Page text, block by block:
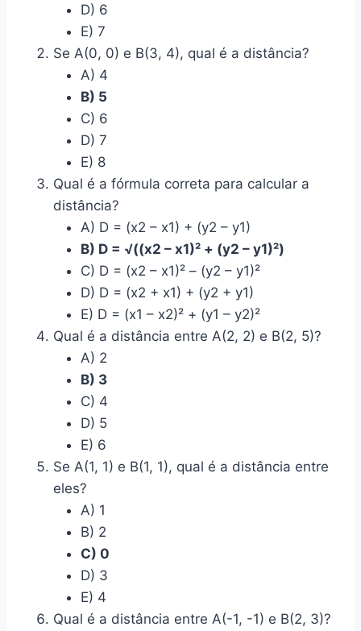
D) 6
E) 7
Se A(0, 0) e B(3, 4), qual é a distância?
A) 4
B) 5
C) 6
D) 7
E) 8
Qual é a fórmula correta para calcular a
distância?
A) D = (x2 – x1) + (y2 – y1)
B) D = √((x2 – x1)² + (y2 – y1)²)
C) D = (x2 – x1)² – (y2 – y1)²
D) D = (x2 + x1) + (y2 + y1)
E) D = (x1 – x2)² + (y1 – y2)²
Qual é a distância entre A(2, 2) e B(2, 5)?
A) 2
B) 3
C) 4
D) 5
E) 6
Se A(1, 1) e B(1, 1), qual é a distância entre
eles?
A) 1
B) 2
C) 0
D) 3
E) 4
Qual é a distância entre A(-1, -1) e B(2, 3)?